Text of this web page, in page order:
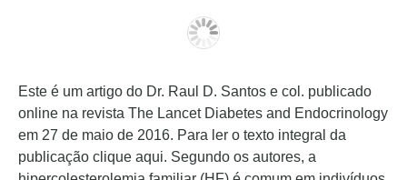
Este é um artigo do Dr. Raul D. Santos e col. publicado
online na revista The Lancet Diabetes and Endocrinology
em 27 de maio de 2016. Para ler o texto integral da
publicação clique aqui. Segundo os autores, a